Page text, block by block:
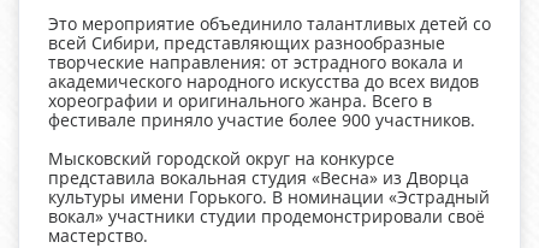
Это мероприятие объединило талантливых детей со
всей Сибири, представляющих разнообразные
творческие направления: от эстрадного вокала и
академического народного искусства до всех видов
хореографии и оригинального жанра. Всего в
фестивале приняло участие более 900 участников.
Мысковский городской округ на конкурсе
представила вокальная студия «Весна» из Дворца
культуры имени Горького. В номинации «Эстрадный
вокал» участники студии продемонстрировали своё
мастерство.